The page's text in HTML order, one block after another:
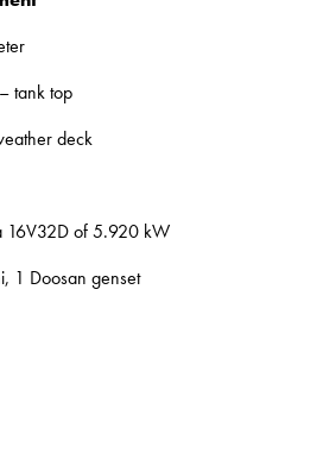
tank top
deck
16V32D of 5.920 kW
1 Doosan genset